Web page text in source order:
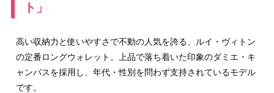
ト」
高い収納力と使いやすさで不動の人気を誇る、ルイ・ヴィトン
の定番ロングウォレット。上品で落ち着いた印象のダミエ・キ
ャンバスを採用し、年代・性別を問わず支持されているモデル
です。